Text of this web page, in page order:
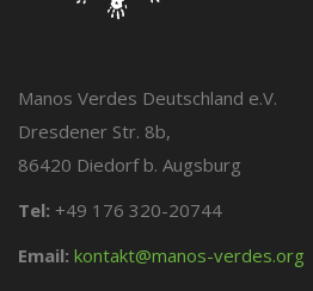
Manos Verdes Deutschland e.V.
Dresdener Str. 8b,
86420 Diedorf b. Augsburg
Tel: +49 176 320-20744
Email: kontakt@manos-verdes.org